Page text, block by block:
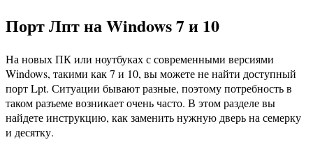
Порт Лпт на Windows 7 и 10
На новых ПК или ноутбуках с современными версиями
Windows, такими как 7 и 10, вы можете не найти доступный
порт Lpt. Ситуации бывают разные, поэтому потребность в
таком разъеме возникает очень часто. В этом разделе вы
найдете инструкцию, как заменить нужную дверь на семерку
и десятку.